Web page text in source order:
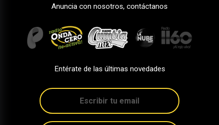
Anuncia con nosotros, contáctanos
Entérate de las últimas novedades